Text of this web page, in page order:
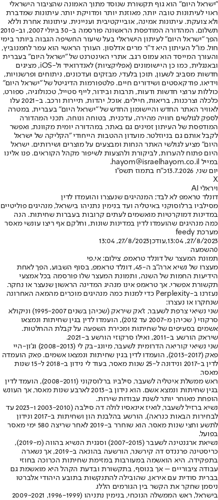
"ישראל היום" הוא גוף תקשורת שנוסד מתוך האמונה שהציבור הישראלי
ראוי לעיתונות טובה יותר, מאוזנת יותר ומדויקת יותר. עיתונות שמדברת
ולא צועקת. עיתונות אמינה, אובייקטיבית ועניינית. עיתונות אחרת וללא
תשלום. המהדורה המודפסת הראשונה פורסמה ב-30 ביולי 2007, וב-2010
הפך "ישראל היום" לעיתון הישראלי בעל שיעור החשיפה הגבוה ביותר בימי
חול. מו"ל העיתון היא ד"ר מרים אדלסון. העורך הראשי הוא עמר לחמנוביץ,
והעורך המייסד הוא עמוס רגב. אתרי האינטרנט של "ישראל היום" בעברית
ובאנגלית, כמו כן היישומונים (אפליקציות) לאנדרואיד ול-iOS, מציגים
חדשות מסביב לשעון, תוכן בלעדי, מבזקים ועדכונים, ניתוחים ופרשנויות,
וידיאו, פודקאסטים ושידורים חיים. פלטפורמות הדיגיטל של "ישראל היום"
כוללות ערוצי חדשות ודעות, תרבות ובידור, לייף סטייל, טכנולוגיה, ספורט,
כלכלה וצרכנות, בריאות, חיילים, אוכל, יהדות, תיירות ורכב. ב-2021 עלו
לאוויר האתר החדש והיישומון החדש של "ישראל היום" בעברית, במטרה
לספק לגולשים חוויה מהירה, עדכנית, בטוחה ונוחה. תכני המהדורה
המודפסת של העיתון זמינים גם באתר, במהדורה יומית מקוונת, ואפשר
לקבל אותם גם בניוזלטר. מועדון ההטבות הייחודי "הקליקה של ישראל
היום" מציע לגולשי האתר הנחות ומבצעים על מוצרים ושירותים. ישראל
היום פתוח להערות, לביקורת ולהצעות לשיפור מקהל הקוראים. פנו אלינו
במייל hayom@israelhayom.co.il.
יום שני, 13.7.2026
כ"ח בתמוז תשפ"ו
X
ויראלי AI
דונלד טראמפ לא לבד: המנהיגים שנעצרו והועמדו לדין
מסילביו ברלוסוקני באיטליה ועד בנימין נתניהו בישראל, מנהיגים פוליטיים
במדינות דמוקרטיות מואשמים לעתים קרובות בעברות שחיתות. הנה
כמה מנהיגים שהועמדו לדין במדינות שונות, וחלקם אף ריצו עונשי מאסר
מערכת feedy
27/8/2023, 13:04
,עודכן27/8/2023, 13:04
0השמעה
תמונת המעצר של דונלד טראמפ. צילום: אי.פי
מעצרו של נשיא ארה"ב ה-45, דונלד טראמפ, בסוף השבוע, הפך לאחת
הידיעות החמות של השנה, ותמונת המעצר שלו פורסמה בכל אמצעי
תקשורת אפשרי. אך טראמפ אינו מנהיג המדינה הראשון שנעצר או נחקר.
נעזרנו ב-Perplexity כדי למנות כמה מנהיגים מוכרים מהמאה האחרונה
שנחקרו או נעצרו:
שני נשיאי צרפת לשעבר, ז’אק שיראק (שכיהן בשנים 1995-2007) וניקולא
סרקוזי ( שכיהן מ-2007 עד 2012), הועמדו לדין בגין שחיתות ונמצאו
אשמים בסעיפים של שחיתות ומכירת השפעה על קבלת ההחלטות.
שיראק הורשע ב-2011, ואילו סרקוזי הורשע ב-2021.
שני נשיאי קוריאה הדרומית לשעבר, מיונג-בק לי (2008-2013) וג'ון-היי
פאק (2013-2017), הועמדו לדין בגין שחיתות ונמצאו אשמים. פאק הועמדה
לדין ב-2017 ונידונה ל-25 שנות מאסר, בעוד לי נידון ב-2018 ל-15 שנות
מאסר.
ראש ממשלת איטליה לשעבר, סילביו ברלוסקוני (2008-2011), הועמד לדין
בגין שחיתות ונמצא אשם. הוא נידון ב-2013 לארבע שנות מאסר, אך העונש
הופחת מאוחר יותר לשנת עבודות שירות.
נשיא ברזיל לשעבר, לואיז אינאסיו לולה דה סילבה (2003-2010 ו-2023 עד
לבחירות הבאות כנראה), הורשע בהלבנת הון ושחיתות ב-2017 ונידון
לתשע וחצי שנות מאסר. הוא שוחרר ב-2019 לאחר שריצה 580 ימי מאסר
בפועל.
נשיאת ארגנטינה לשעבר (2007-2015) וסגנית הנשיא בהווה (מ-2019),
כריסטינה פרננדס דה קירשנר, הורשעה בהונאה ב-2019, אך נשארה
בתפקידה. היא הואשמה במעורבות במזימת שחיתות הכרוכה בחוזי
עבודה ציבוריים – אך בנוסף, בתקשורת ובדעת הקהל היא מואשמת גם
בברית סודית עם איראן, שהובילה להתנקשות בתובע היהודי אלברטו
ניסמן שחקר את הקשר בין הגורמים הללו.
בישראל, ראש הממשלה הנוכחי, בנימין נתניהו (1996-1999, 2009-2021